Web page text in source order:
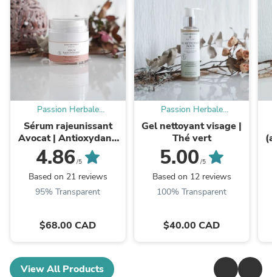
Passion Herbale
Cosmétiques naturels
Sérum rajeunissant
Avocat | Antioxydant,
taches, rides, fermeté
4.86 /5
Based on 21 reviews
95% Transparent
$68.00 CAD
Passion Herbale
Cosmétiques naturels
Gel nettoyant visage |
Thé vert
5.00 /5
Based on 12 reviews
100% Transparent
$40.00 CAD
View All Products